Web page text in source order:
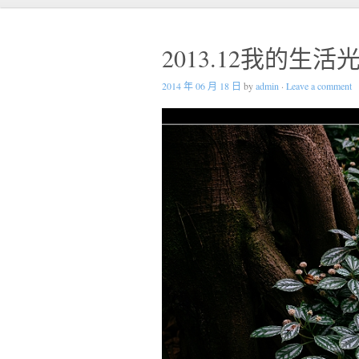
2013.12我的生活
2014 年 06 月 18 日 byadmin · Leave a comment